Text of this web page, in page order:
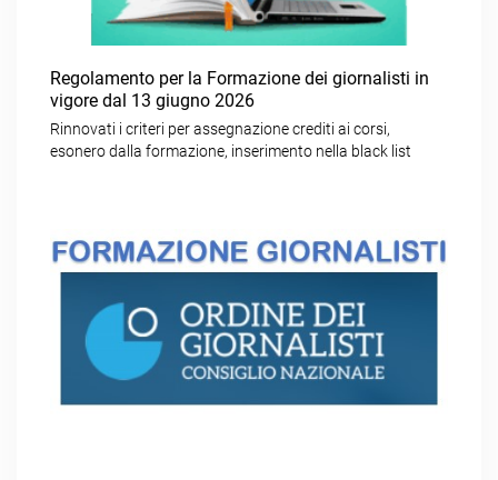
Regolamento per la Formazione dei giornalisti in
vigore dal 13 giugno 2026
Rinnovati i criteri per assegnazione crediti ai corsi,
esonero dalla formazione, inserimento nella black list